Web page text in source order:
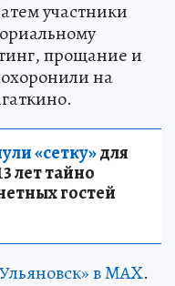
участники
прощание и
на
«сетку»для
лет тайно
гостей
в MAX.